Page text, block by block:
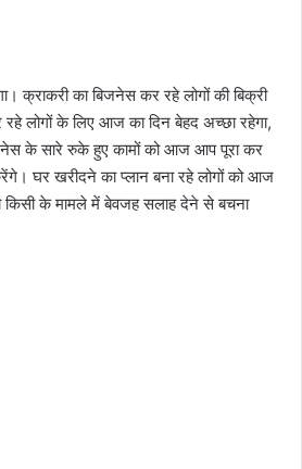
क्राकरी का बिजनेस कर रहे लोगों की बिक्री
लोगों के लिए आज का दिन बेहद अच्छा रहेगा,
के सारे रुके हुए कामों को आज आप पूरा कर
घर खरीदने का प्लान बना रहे लोगों को आज
किसी के मामले में बेवजह सलाह देने से बचना